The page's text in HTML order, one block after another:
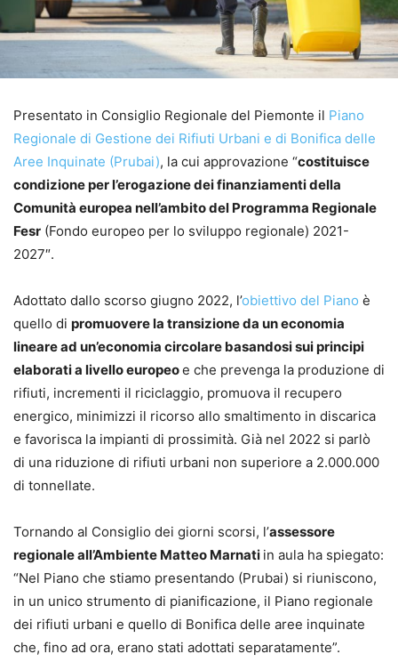
Presentato in Consiglio Regionale del Piemonte il Piano
Regionale di Gestione dei Rifiuti Urbani e di Bonifica delle
Aree Inquinate (Prubai), la cui approvazione “costituisce
condizione per l’erogazione dei finanziamenti della
Comunità europea nell’ambito del Programma Regionale
Fesr (Fondo europeo per lo sviluppo regionale) 2021-
2027″.
Adottato dallo scorso giugno 2022, l’obiettivo del Piano è
quello di promuovere la transizione da un economia
lineare ad un’economia circolare basandosi sui principi
elaborati a livello europeoe che prevenga la produzione di
rifiuti, incrementi il riciclaggio, promuova il recupero
energico, minimizzi il ricorso allo smaltimento in discarica
e favorisca la impianti di prossimità. Già nel 2022 si parlò
di una riduzione di rifiuti urbani non superiore a 2.000.000
di tonnellate.
Tornando al Consiglio dei giorni scorsi, l’assessore
regionale all’Ambiente Matteo Marnati in aula ha spiegato:
“Nel Piano che stiamo presentando (Prubai) si riuniscono,
in un unico strumento di pianificazione, il Piano regionale
dei rifiuti urbani e quello di Bonifica delle aree inquinate
che, fino ad ora, erano stati adottati separatamente”.